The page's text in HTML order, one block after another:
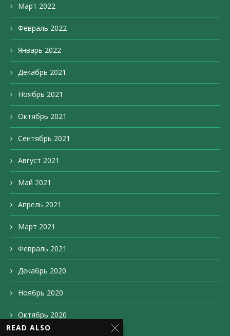
Март 2022
Февраль 2022
Январь 2022
Декабрь 2021
Ноябрь 2021
Октябрь 2021
Сентябрь 2021
Август 2021
Май 2021
Апрель 2021
Март 2021
Февраль 2021
Декабрь 2020
Ноябрь 2020
Октябрь 2020
READ ALSO